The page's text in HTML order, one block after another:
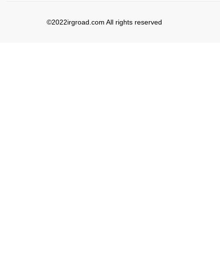
©2022irgroad.com All rights reserved